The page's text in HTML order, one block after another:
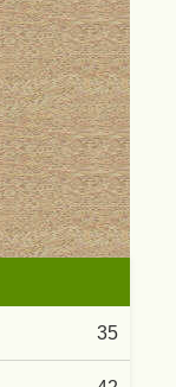
35